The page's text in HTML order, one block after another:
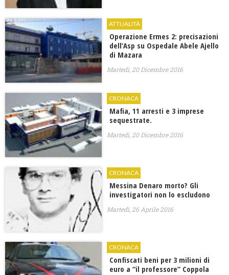
ATTUALITÀ
Operazione Ermes 2: precisazioni
dell’Asp su Ospedale Abele Ajello
di Mazara
Martedì, 20 Dicembre 2016
CRONACA
Mafia, 11 arresti e 3 imprese
sequestrate.
Martedì, 20 Dicembre 2016
CRONACA
Messina Denaro morto? Gli
investigatori non lo escludono
Martedì, 26 Aprile 2016
CRONACA
Confiscati beni per 3 milioni di
euro a “il professore” Coppola